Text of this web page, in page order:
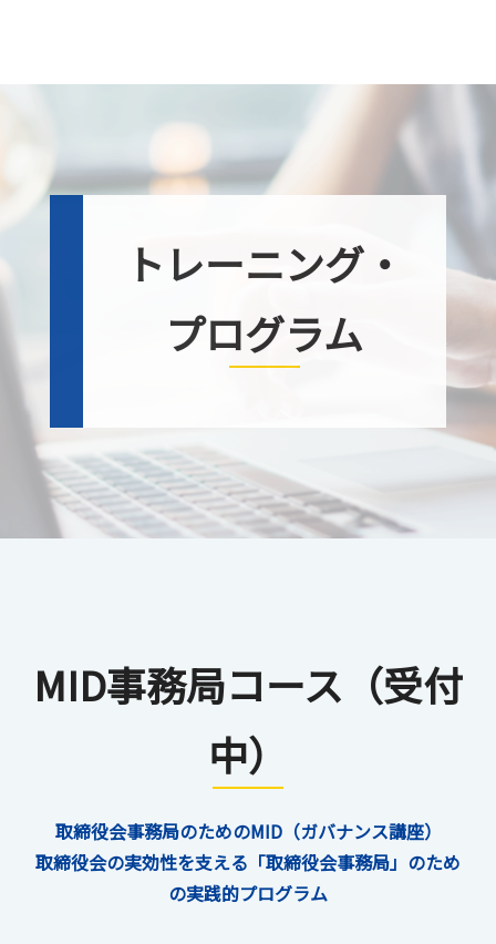
トレーニング・
プログラム
MID事務局コース（受付
中）
取締役会事務局のためのMID（ガバナンス講座）
取締役会の実効性を支える「取締役会事務局」のため
の実践的プログラム